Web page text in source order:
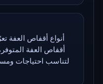
أنواع أقفاص العفة
أقفاص العفة
لتناسب احتياجات